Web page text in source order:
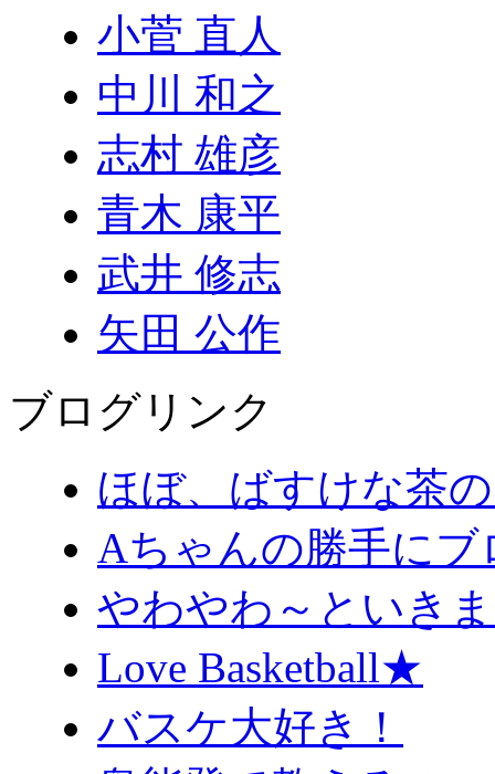
小菅 直人
中川 和之
志村 雄彦
青木 康平
武井 修志
矢田 公作
ブログリンク
ほぼ、ばすけな茶
Aちゃんの勝手にブ
やわやわ～といき
Love Basketball★
バスケ大好き！